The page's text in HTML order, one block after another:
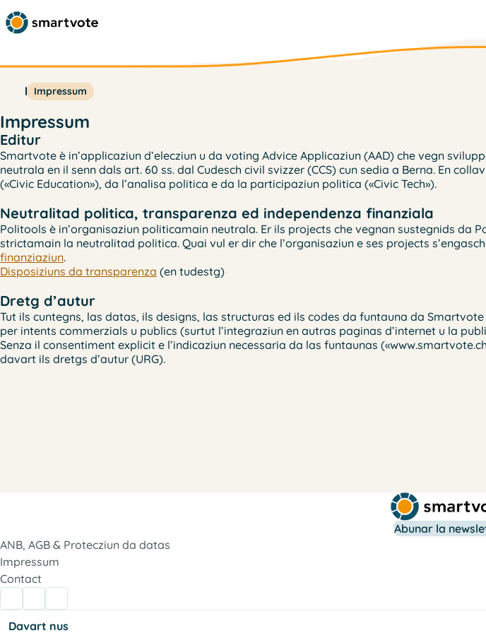
Impressum
Impressum
Editur
Smartvote è in’applicaziun d’elecziun u da voting Advice Applicaziun (AAD) che vegn
neutrala en il senn dals art. 60 ss. dal Cudesch civil svizzer (CCS) cun sedia a Berna. En
(«Civic Education»), da l’analisa politica e da la participaziun politica («Civic Tech»).
Neutralitad politica, transparenza ed independenza finanziala
Politools è in’organisaziun politicamain neutrala. Er ils projects che vegnan sustegnids
strictamain la neutralitad politica. Quai vul er dir che l’organisaziun e ses projects
finanziaziun.
Disposiziuns da transparenza (en tudestg)
Dretg d’autur
Tut ils cuntegns, las datas, ils designs, las structuras ed ils codes da funtauna da
per intents commerzials u publics (surtut l’integraziun en autras paginas d’internet u la
Senza il consentiment explicit e l’indicaziun necessaria da las funtaunas
davart ils dretgs d’autur (URG).
Abunar la
ANB, AGB & Protecziun da datas
Impressum
Contact
Davart nus